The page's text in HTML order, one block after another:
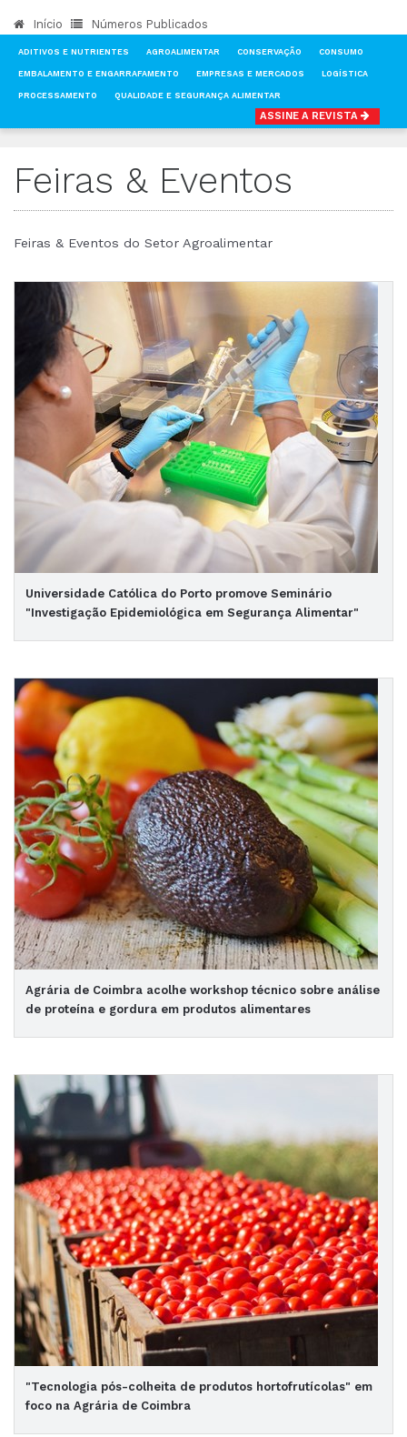
Início Números Publicados
ADITIVOS E NUTRIENTES AGROALIMENTAR CONSERVAÇÃO CONSUMO
EMBALAMENTO E ENGARRAFAMENTO EMPRESAS E MERCADOS LOGÍSTICA
PROCESSAMENTO QUALIDADE E SEGURANÇA ALIMENTAR
ASSINE A REVISTA
Feiras & Eventos
Feiras & Eventos do Setor Agroalimentar
Universidade Católica do Porto promove Seminário
"Investigação Epidemiológica em Segurança Alimentar"
Agrária de Coimbra acolhe workshop técnico sobre análise
de proteína e gordura em produtos alimentares
"Tecnologia pós-colheita de produtos hortofrutícolas" em
foco na Agrária de Coimbra